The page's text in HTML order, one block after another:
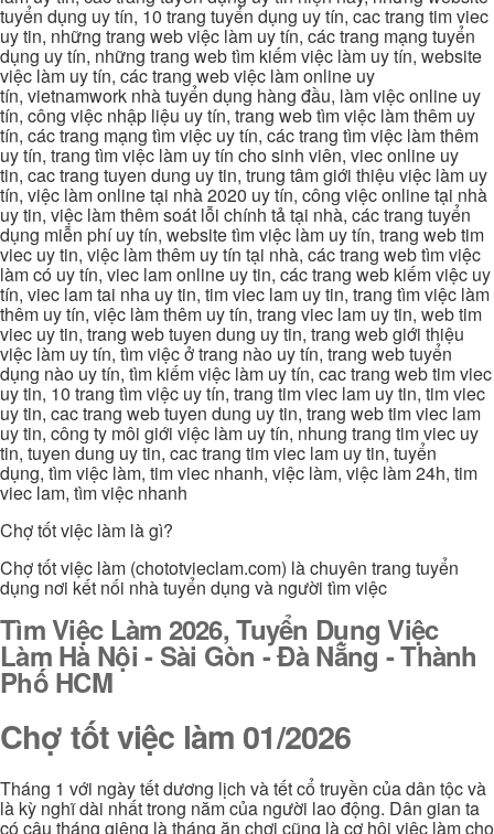
tuyển dụng uy tín, 10 trang tuyển dụng uy tín, cac trang tim viec
uy tin, những trang web việc làm uy tín, các trang mạng tuyển
dụng uy tín, những trang web tìm kiếm việc làm uy tín, website
việc làm uy tín, các trang web việc làm online uy
tín, vietnamwork nhà tuyển dụng hàng đầu, làm việc online uy
tín, công việc nhập liệu uy tín, trang web tìm việc làm thêm uy
tín, các trang mạng tìm việc uy tín, các trang tìm việc làm thêm
uy tín, trang tìm việc làm uy tín cho sinh viên, viec online uy
tin, cac trang tuyen dung uy tin, trung tâm giới thiệu việc làm uy
tín, việc làm online tại nhà 2020 uy tín, công việc online tại nhà
uy tin, việc làm thêm soát lỗi chính tả tại nhà, các trang tuyển
dụng miễn phí uy tín, website tìm việc làm uy tín, trang web tim
viec uy tin, việc làm thêm uy tín tại nhà, các trang web tìm việc
làm có uy tín, viec lam online uy tin, các trang web kiếm việc uy
tín, viec lam tai nha uy tin, tim viec lam uy tin, trang tìm việc làm
thêm uy tín, việc làm thêm uy tín, trang viec lam uy tin, web tim
viec uy tin, trang web tuyen dung uy tin, trang web giới thiệu
việc làm uy tín, tìm việc ở trang nào uy tín, trang web tuyển
dụng nào uy tín, tìm kiếm việc làm uy tín, cac trang web tim viec
uy tin, 10 trang tìm việc uy tín, trang tim viec lam uy tin, tim viec
uy tin, cac trang web tuyen dung uy tin, trang web tim viec lam
uy tin, công ty môi giới việc làm uy tín, nhung trang tim viec uy
tin, tuyen dung uy tin, cac trang tim viec lam uy tin, tuyển
dụng, tìm việc làm, tim viec nhanh, việc làm, việc làm 24h, tim
viec lam, tìm việc nhanh
Chợ tốt việc làm là gì?
Chợ tốt việc làm (chototvieclam.com) là chuyên trang tuyển
dụng nơi kết nối nhà tuyển dụng và người tìm việc
Tìm Việc Làm 2026, Tuyển Dụng Việc
Làm Hà Nội - Sài Gòn - Đà Nẵng - Thành
Phố HCM
Chợ tốt việc làm 01/2026
Tháng 1 với ngày tết dương lịch và tết cổ truyền của dân tộc và
là kỳ nghĩ dài nhất trong năm của người lao động. Dân gian ta
có câu tháng giêng là tháng ăn chơi cũng là cơ hội việc làm cho